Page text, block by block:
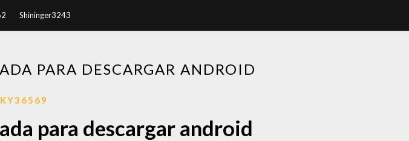
Shininger3243
PARA DESCARGAR ANDROID
para descargar android